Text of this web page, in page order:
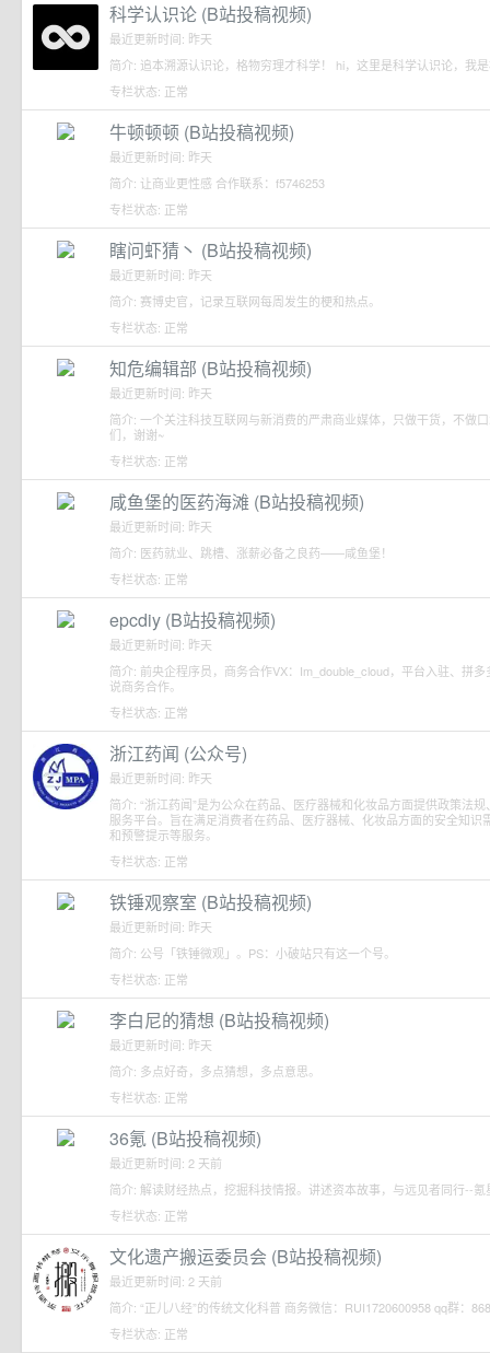
科学认识论 (B站投稿视频)
最近更新时间: 昨天
简介: 追本溯源认识论，格物穷理才科学！ hi，这里是科学认识论，我
专栏状态: 正常
牛顿顿顿 (B站投稿视频)
最近更新时间: 昨天
简介: 让商业更性感 合作联系：f5746253
专栏状态: 正常
瞎问虾猜丶 (B站投稿视频)
最近更新时间: 昨天
简介: 赛博史官，记录互联网每周发生的梗和热点。
专栏状态: 正常
知危编辑部 (B站投稿视频)
最近更新时间: 昨天
简介: 一个关注科技互联网与新消费的严肃商业媒体，只做干货，不做
们，谢谢~
专栏状态: 正常
咸鱼堡的医药海滩 (B站投稿视频)
最近更新时间: 昨天
简介: 医药就业、跳槽、涨薪必备之良药——咸鱼堡！
专栏状态: 正常
epcdiy (B站投稿视频)
最近更新时间: 昨天
简介: 前央企程序员，商务合作VX：Im_double_cloud，平台入驻、拼
说商务合作。
专栏状态: 正常
浙江药闻 (公众号)
最近更新时间: 昨天
简介: “浙江药闻”是为公众在药品、医疗器械和化妆品方面提供政策法
服务平台。旨在满足消费者在药品、医疗器械、化妆品方面的安全知
和预警提示等服务。
专栏状态: 正常
铁锤观察室 (B站投稿视频)
最近更新时间: 昨天
简介: 公号「铁锤微观」。PS：小破站只有这一个号。
专栏状态: 正常
李白尼的猜想 (B站投稿视频)
最近更新时间: 昨天
简介: 多点好奇，多点猜想，多点意思。
专栏状态: 正常
36氪 (B站投稿视频)
最近更新时间: 2 天前
简介: 解读财经热点，挖掘科技情报。讲述资本故事，与远见者同行--
专栏状态: 正常
文化遗产搬运委员会 (B站投稿视频)
最近更新时间: 2 天前
简介: “正儿八经”的传统文化科普 商务微信：RUI1720600958 qq群：
专栏状态: 正常